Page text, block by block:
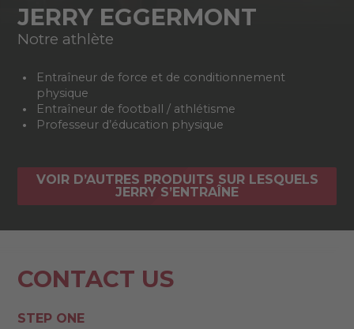
JERRY EGGERMONT
Notre athlète
Entraîneur de force et de conditionnement
physique
Entraîneur de football / athlétisme
Professeur d’éducation physique
VOIR D’AUTRES PRODUITS SUR LESQUELS
JERRY S’ENTRAÎNE
CONTACT US
STEP ONE